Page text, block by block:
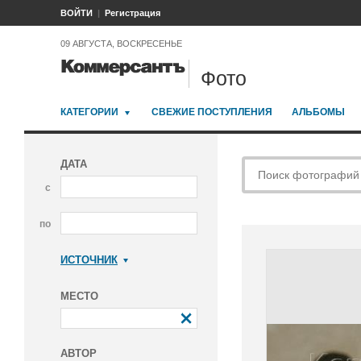
ВОЙТИ Регистрация
09 АВГУСТА, ВОСКРЕСЕНЬЕ
Фото
КАТЕГОРИИ СВЕЖИЕ ПОСТУПЛЕНИЯ АЛЬБОМЫ
ДАТА
с
по
ИСТОЧНИК
МЕСТО
АВТОР